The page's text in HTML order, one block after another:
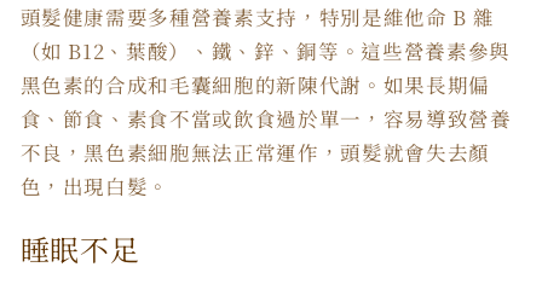
頭髮健康需要多種營養素支持，特別是維他命 B 雜
（如 B12、葉酸）、鐵、鋅、銅等。這些營養素參與
黑色素的合成和毛囊細胞的新陳代謝。如果長期偏
食、節食、素食不當或飲食過於單一，容易導致營養
不良，黑色素細胞無法正常運作，頭髮就會失去顏
色，出現白髮。
睡眠不足